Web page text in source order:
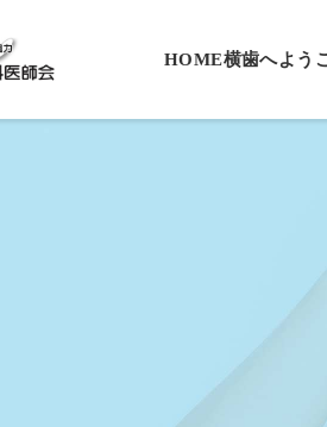
HOME横歯へよう